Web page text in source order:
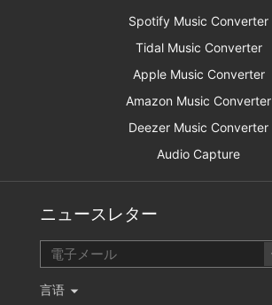
Spotify Music Converter
Tidal Music Converter
Apple Music Converter
Amazon Music Converter
Deezer Music Converter
Audio Capture
ニュースレター
言语